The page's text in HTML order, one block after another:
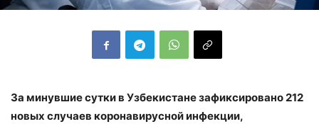
За минувшие сутки в Узбекистане зафиксировано 212
новых случаев коронавирусной инфекции,